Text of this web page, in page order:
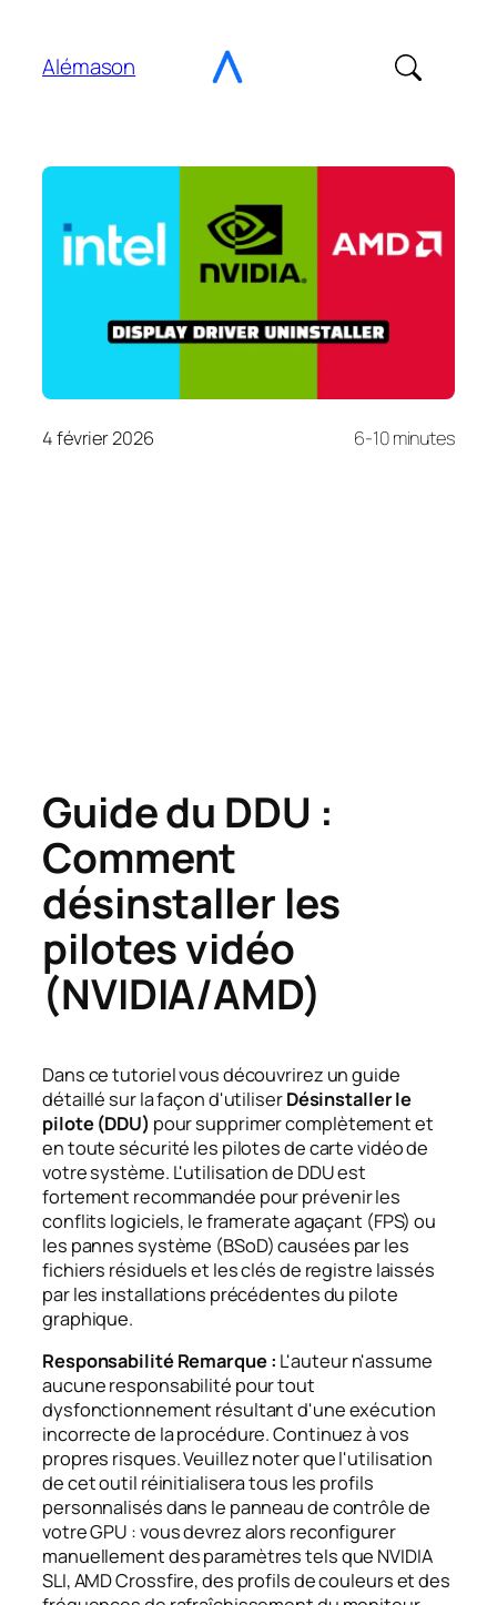
contenu
Alémason
4 février 2026 6-10 minutes
Guide du DDU :
Comment
désinstaller les
pilotes vidéo
(NVIDIA/AMD)
Dans ce tutoriel vous découvrirez un guide
détaillé sur la façon d'utiliserDésinstaller le
pilote (DDU) pour supprimer complètement et
en toute sécurité les pilotes de carte vidéo de
votre système. L'utilisation de DDU est
fortement recommandée pour prévenir les
conflits logiciels, le framerate agaçant (FPS) ou
les pannes système (BSoD) causées par les
fichiers résiduels et les clés de registre laissés
par les installations précédentes du pilote
graphique.
Responsabilité Remarque : L'auteur n'assume
aucune responsabilité pour tout
dysfonctionnement résultant d'une exécution
incorrecte de la procédure. Continuez à vos
propres risques. Veuillez noter que l'utilisation
de cet outil réinitialisera tous les profils
personnalisés dans le panneau de contrôle de
votre GPU : vous devrez alors reconfigurer
manuellement des paramètres tels que NVIDIA
SLI, AMD Crossfire, des profils de couleurs et des